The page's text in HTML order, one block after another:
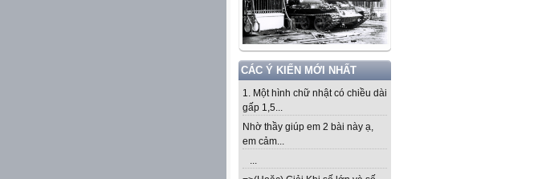
CÁC Ý KIẾN MỚI NHẤT
1. Một hình chữ nhật có chiều dài
gấp 1,5...
Nhờ thầy giúp em 2 bài này ạ,
em cảm...
...